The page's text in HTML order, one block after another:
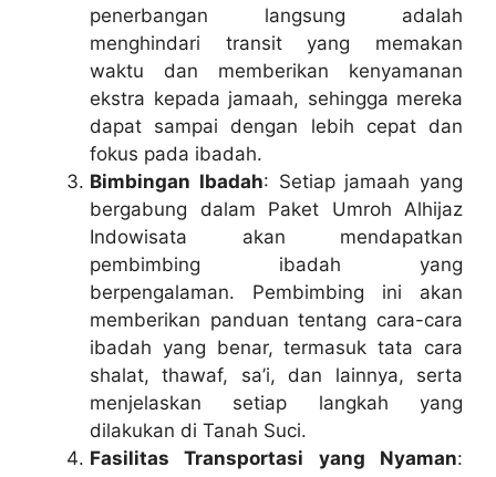
penerbangan langsung adalah
menghindari transit yang memakan
waktu dan memberikan kenyamanan
ekstra kepada jamaah, sehingga mereka
dapat sampai dengan lebih cepat dan
fokus pada ibadah.
Bimbingan Ibadah: Setiap jamaah yang
bergabung dalam Paket Umroh Alhijaz
Indowisata akan mendapatkan
pembimbing ibadah yang
berpengalaman. Pembimbing ini akan
memberikan panduan tentang cara-cara
ibadah yang benar, termasuk tata cara
shalat, thawaf, sa’i, dan lainnya, serta
menjelaskan setiap langkah yang
dilakukan di Tanah Suci.
Fasilitas Transportasi yang Nyaman: